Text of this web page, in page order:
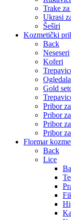
Trake
Ukrasi
Šeširi
Kozmetički
Back
Neseseri
Koferi
Ogledala
Gold
Pribor
Pribor
Pribor
Pribor
Flormar
Back
Lice